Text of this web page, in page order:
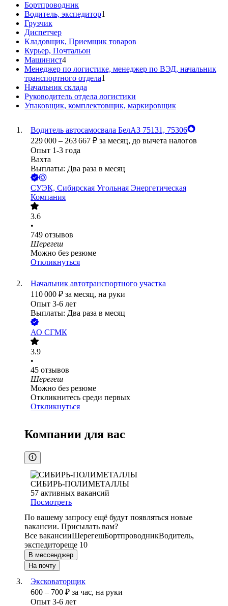
Бортпроводник
Водитель, экспедитор1
Грузчик
Диспетчер
Кладовщик, Приемщик товаров
Курьер, Почтальон
Машинист4
Менеджер по логистике, менеджер по ВЭД, начальник
транспортного отдела1
Начальник склада
Руководитель отдела логистики
Упаковщик, комплектовщик, маркировщик
Водитель автосамосвала БелАЗ 75131, 75306
229 000 – 263 667 ₽ за месяц, до вычета налогов
Опыт 1-3 года
Вахта
Выплаты: Два раза в месяц
СУЭК, Сибирская Угольная Энергетическая
Компания
3.6
•
749 отзывов
Шерегеш
Можно без резюме
Откликнуться
Начальник автотранспортного участка
110 000 ₽ за месяц, на руки
Опыт 3-6 лет
Выплаты: Два раза в месяц
АО СГМК
3.9
•
45 отзывов
Шерегеш
Можно без резюме
Откликнитесь среди первых
Откликнуться
Компании для вас
СИБИРЬ-ПОЛИМЕТАЛЛЫ
57 активных вакансий
Посмотреть
По вашему запросу ещё будут появляться новые
вакансии. Присылать вам?
Все вакансииШерегешБортпроводникВодитель,
экспедитореще 10
В мессенджер
На почту
Эксковаторщик
600 – 700 ₽ за час, на руки
Опыт 3-6 лет